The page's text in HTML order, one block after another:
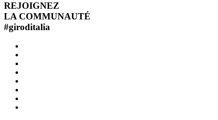
REJOIGNEZ
LA COMMUNAUTÉ
#giroditalia